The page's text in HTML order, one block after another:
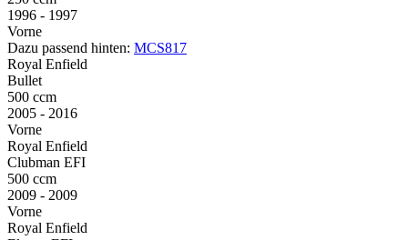
1996 - 1997
Vorne
Dazu passend hinten: MCS817
Royal Enfield
Bullet
500 ccm
2005 - 2016
Vorne
Royal Enfield
Clubman EFI
500 ccm
2009 - 2009
Vorne
Royal Enfield